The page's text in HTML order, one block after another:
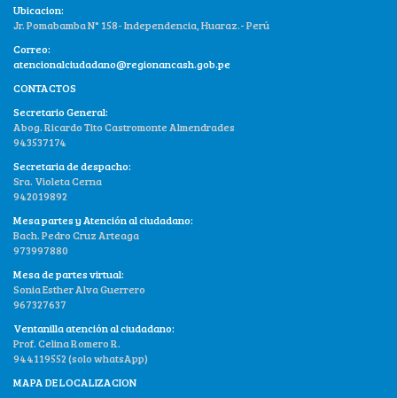
Ubicacion:
Jr. Pomabamba N° 158- Independencia, Huaraz.- Perú
Correo:
atencionalciudadano@regionancash.gob.pe
CONTACTOS
Secretario General:
Abog. Ricardo Tito Castromonte Almendrades
943537174
Secretaria de despacho:
Sra. Violeta Cerna
942019892
Mesa partes y Atención al ciudadano:
Bach. Pedro Cruz Arteaga
973997880
Mesa de partes virtual:
Sonia Esther Alva Guerrero
967327637
Ventanilla atención al ciudadano:
Prof. Celina Romero R.
944119552 (solo whatsApp)
MAPA DE LOCALIZACION